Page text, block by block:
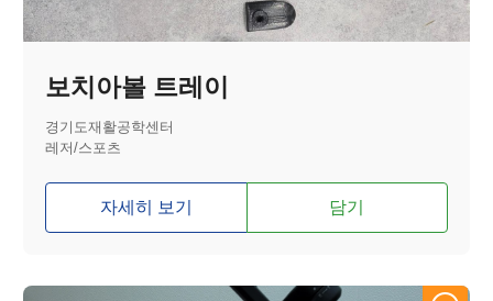
보치아볼 트레이
경기도재활공학센터
레저/스포츠
자세히 보기 담기